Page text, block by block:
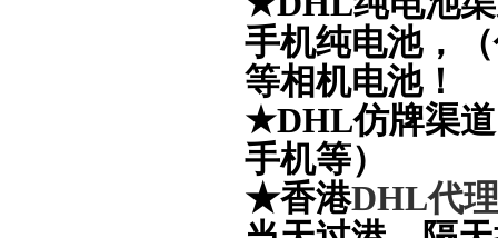
手机纯电池，
等相机电池！
★DHL仿牌渠道
手机等）
★香港DHL代理